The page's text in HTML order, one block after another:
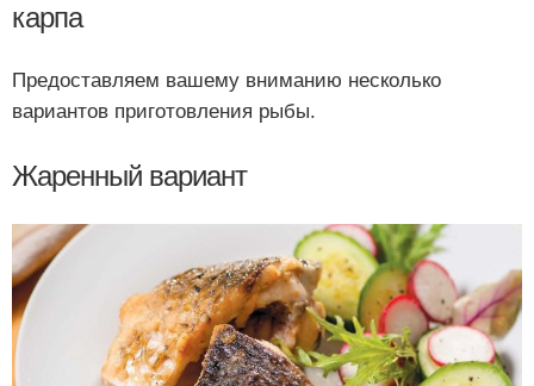
карпа
Предоставляем вашему вниманию несколько
вариантов приготовления рыбы.
Жаренный вариант